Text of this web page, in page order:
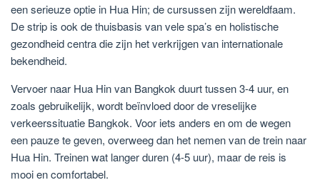
een serieuze optie in Hua Hin; de cursussen zijn wereldfaam.
De strip is ook de thuisbasis van vele spa’s en holistische
gezondheid centra die zijn het verkrijgen van internationale
bekendheid.
Vervoer naar Hua Hin van Bangkok duurt tussen 3-4 uur, en
zoals gebruikelijk, wordt beïnvloed door de vreselijke
verkeerssituatie Bangkok. Voor iets anders en om de wegen
een pauze te geven, overweeg dan het nemen van de trein naar
Hua Hin. Treinen wat langer duren (4-5 uur), maar de reis is
mooi en comfortabel.